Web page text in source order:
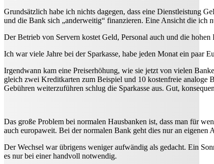
Grundsätzlich habe ich nichts dagegen, dass eine Dienstleistung
und die Bank sich „anderweitig“ finanzieren. Eine Ansicht die ich
Der Betrieb von Servern kostet Geld, Personal auch und die
Ich war viele Jahre bei der Sparkasse, habe jeden Monat ein paar
Irgendwann kam eine Preiserhöhung, wie sie jetzt von vielen
gleich zwei Kreditkarten zum Beispiel und 10 kostenfreie analoge
Gebühren weiterzuführen schlug die Sparkasse aus. Gut,
Das große Problem bei normalen Hausbanken ist, dass man für
auch europaweit. Bei der normalen Bank geht dies nur an
Der Wechsel war übrigens weniger aufwändig als gedacht. Ein
es nur bei einer handvoll notwendig.